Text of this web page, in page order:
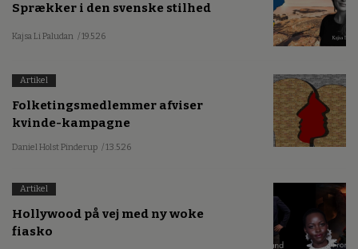
Sprækker i den svenske stilhed
Kajsa Li Paludan / 19.5.26
Artikel
Folketingsmedlemmer afviser
kvinde-kampagne
Daniel Holst Pinderup / 13.5.26
Artikel
Hollywood på vej med ny woke
fiasko